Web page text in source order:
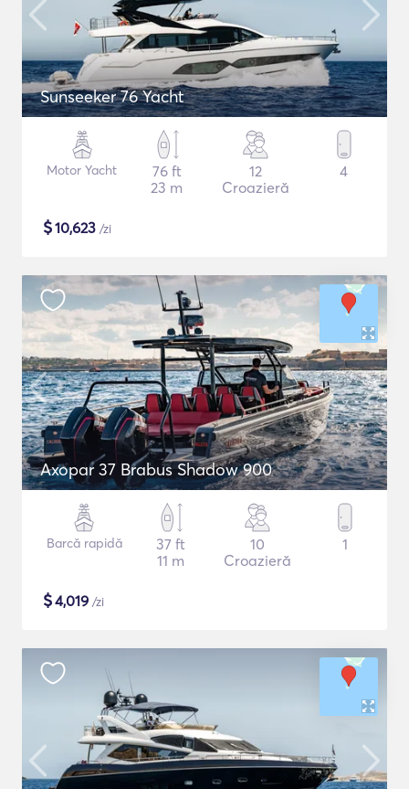
Sunseeker 76 Yacht
Motor Yacht
76 ft
23 m
12
Croazieră
4
$10,623 /zi
Axopar 37 Brabus Shadow 900
Barcă rapidă
37 ft
11 m
10
Croazieră
1
$4,019 /zi